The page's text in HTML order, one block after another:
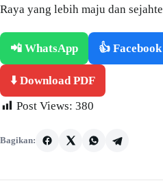
Raya yang lebih maju dan
📲 WhatsApp 👍 Facebook
⬇️ Download PDF
Post Views: 380
Bagikan: